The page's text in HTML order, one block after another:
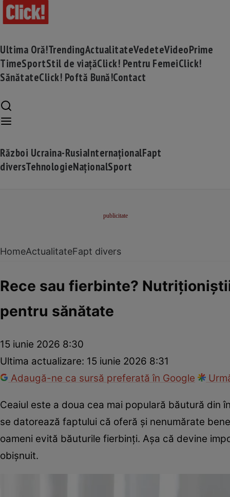
Ultima Oră!TrendingActualitateVedeteVideoPrime
TimeSportStil de viațăClick! Pentru FemeiClick!
SănătateClick! Poftă Bună!Contact
Război Ucraina-RusiaInternaționalFapt
diversTehnologieNaționalSport
HomeActualitateFapt divers
Rece sau fierbinte?
pentru sănătate
15 iunie 2026 8:30
Ultima actualizare: 15 iunie 2026 8:31
Adaugă-ne ca sursă preferată în Google
Ceaiul este a doua cea mai populară băutură din
se datorează faptului că oferă și nenumărate
oameni evită băuturile fierbinți. Așa că devine
obișnuit.